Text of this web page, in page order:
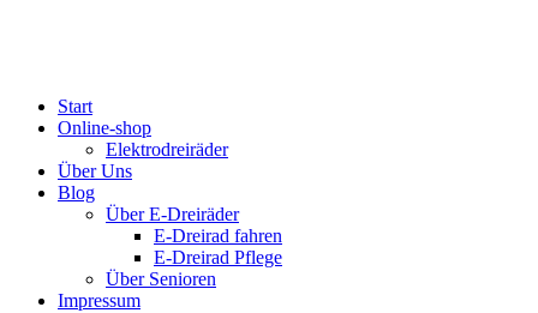
Start
Online-shop
Elektrodreiräder
Über Uns
Blog
Über E-Dreiräder
E-Dreirad fahren
E-Dreirad Pflege
Über Senioren
Impressum